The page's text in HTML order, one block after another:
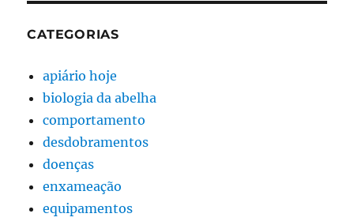
CATEGORIAS
apiário hoje
biologia da abelha
comportamento
desdobramentos
doenças
enxameação
equipamentos